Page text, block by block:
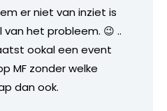
er niet van inziet is
van het probleem. 😉 ..
ookal een event
MF zonder welke
dan ook.